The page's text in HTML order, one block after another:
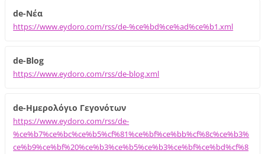
de-Νέα
https://www.eydoro.com/rss/de-%ce%bd%ce%ad%ce%b1.xml
de-Blog
https://www.eydoro.com/rss/de-blog.xml
de-Ημερολόγιο Γεγονότων
https://www.eydoro.com/rss/de-
%ce%b7%ce%bc%ce%b5%cf%81%ce%bf%ce%bb%cf%8c%ce%b3%
ce%b9%ce%bf%20%ce%b3%ce%b5%ce%b3%ce%bf%ce%bd%cf%8